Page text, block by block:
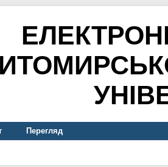
Перегляд